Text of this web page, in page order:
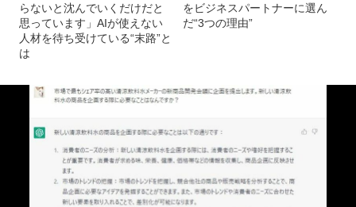
らないと沈んでいくだけだと
思っています」AIが使えない
人材を待ち受けている“末路”と
は
をビジネスパートナーに選ん
だ“3つの理由”